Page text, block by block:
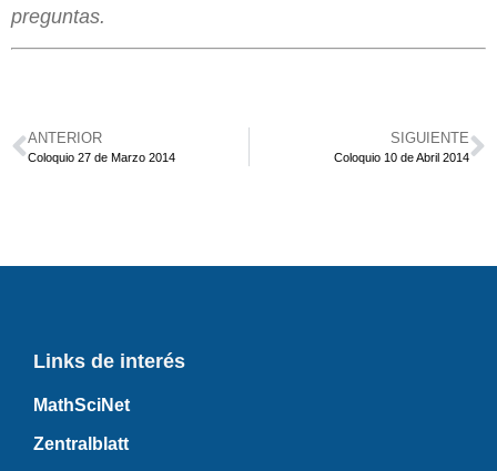
preguntas.
ANTERIOR
Coloquio 27 de Marzo 2014
SIGUIENTE
Coloquio 10 de Abril 2014
Links de interés
MathSciNet
Zentralblatt